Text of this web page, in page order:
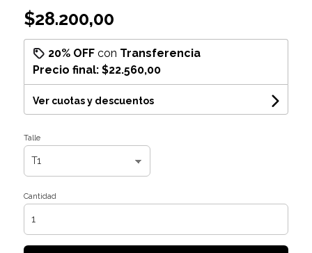
$28.200,00
20% OFFcon Transferencia
Precio final: $22.560,00
Ver cuotas y descuentos
Talle
Cantidad